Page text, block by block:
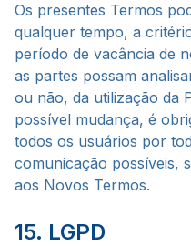
Os presentes Termos
qualquer tempo, a
período de vacância de
as partes possam
ou não, da utilização da
possível mudança, é
todos os usuários por
comunicação possíveis,
aos Novos Termos.
15. LGPD